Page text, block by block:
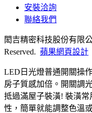
安裝洽詢
聯絡我們
閎吉精密科技股份有限
Reserved. 蘋果網頁設計
LED日光燈普通開關操
房子質感加倍。開關調
抵過滿屋子裝潢! 裝潢
性，簡單就能調整色溫